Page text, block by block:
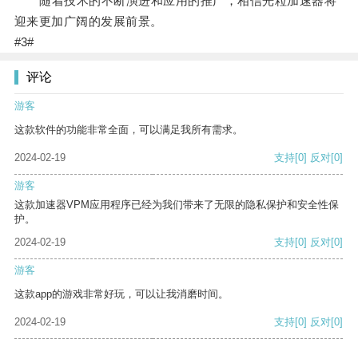
迎来更加广阔的发展前景。
#3#
评论
游客
这款软件的功能非常全面，可以满足我所有需求。
2024-02-19 支持[0] 反对[0]
游客
这款加速器VPM应用程序已经为我们带来了无限的隐私保护和安全性保
护。
2024-02-19
支持[0] 反对[0]
游客
这款app的游戏非常好玩，可以让我消磨时间。
2024-02-19 支持[0] 反对[0]